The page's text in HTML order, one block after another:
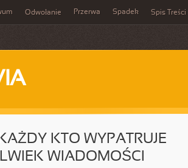
Odwołanie Przerwa Spadek Spis Treści
KTO WYPATRUJE
WIADOMOŚCI